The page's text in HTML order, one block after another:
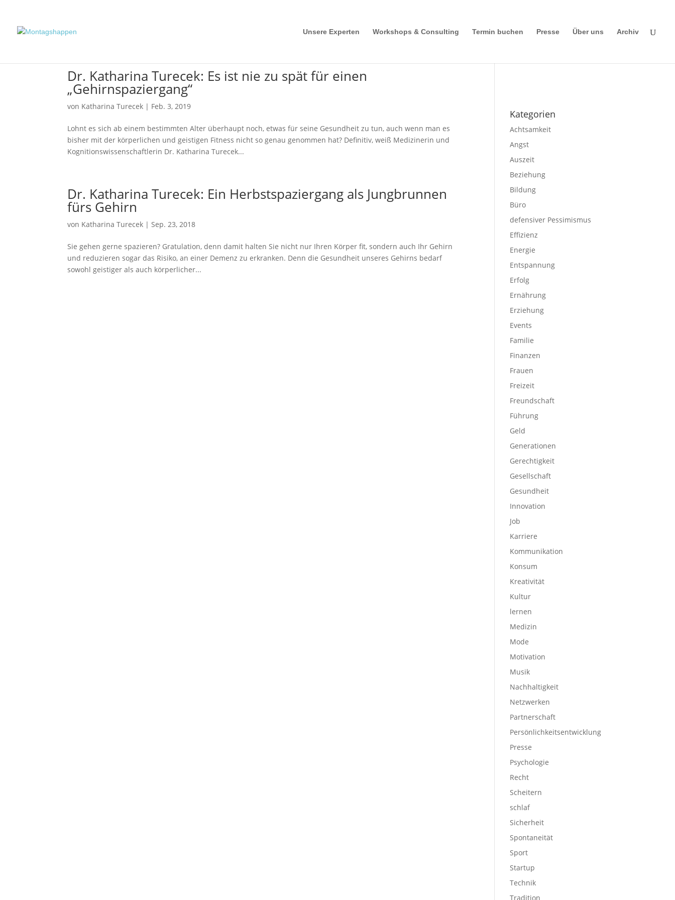
Unsere Experten Workshops & Consulting Termin buchen Presse Über uns Archiv
Dr. Katharina Turecek: Es ist nie zu spät für einen
„Gehirnspaziergang“
von Katharina Turecek | Feb. 3, 2019
Lohnt es sich ab einem bestimmten Alter überhaupt noch, etwas für seine Gesundheit zu tun, auch wenn man es
bisher mit der körperlichen und geistigen Fitness nicht so genau genommen hat? Definitiv, weiß Medizinerin und
Kognitionswissenschaftlerin Dr. Katharina Turecek...
Dr. Katharina Turecek: Ein Herbstspaziergang als Jungbrunnen
fürs Gehirn
von Katharina Turecek |Sep. 23, 2018
Sie gehen gerne spazieren? Gratulation, denn damit halten Sie nicht nur Ihren Körper fit, sondern auch Ihr Gehirn
und reduzieren sogar das Risiko, an einer Demenz zu erkranken. Denn die Gesundheit unseres Gehirns bedarf
sowohl geistiger als auch körperlicher...
Kategorien
Achtsamkeit
Angst
Auszeit
Beziehung
Bildung
Büro
defensiver Pessimismus
Effizienz
Energie
Entspannung
Erfolg
Ernährung
Erziehung
Events
Familie
Finanzen
Frauen
Freizeit
Freundschaft
Führung
Geld
Generationen
Gerechtigkeit
Gesellschaft
Gesundheit
Innovation
Job
Karriere
Kommunikation
Konsum
Kreativität
Kultur
lernen
Medizin
Mode
Motivation
Musik
Nachhaltigkeit
Netzwerken
Partnerschaft
Persönlichkeitsentwicklung
Presse
Psychologie
Recht
Scheitern
schlaf
Sicherheit
Spontaneität
Sport
Startup
Technik
Tradition